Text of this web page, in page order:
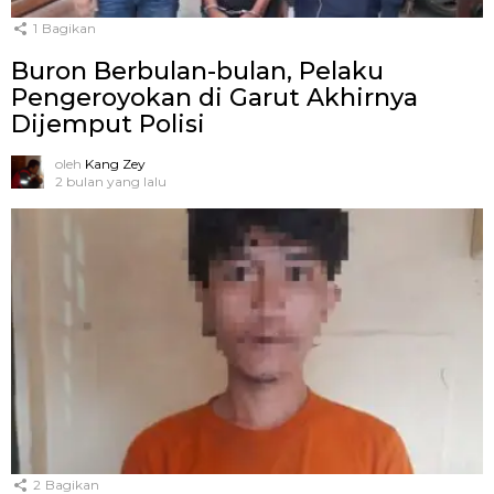
1 Bagikan
Buron Berbulan-bulan, Pelaku
Pengeroyokan di Garut Akhirnya
Dijemput Polisi
oleh Kang Zey
2 bulan yang lalu
2 Bagikan